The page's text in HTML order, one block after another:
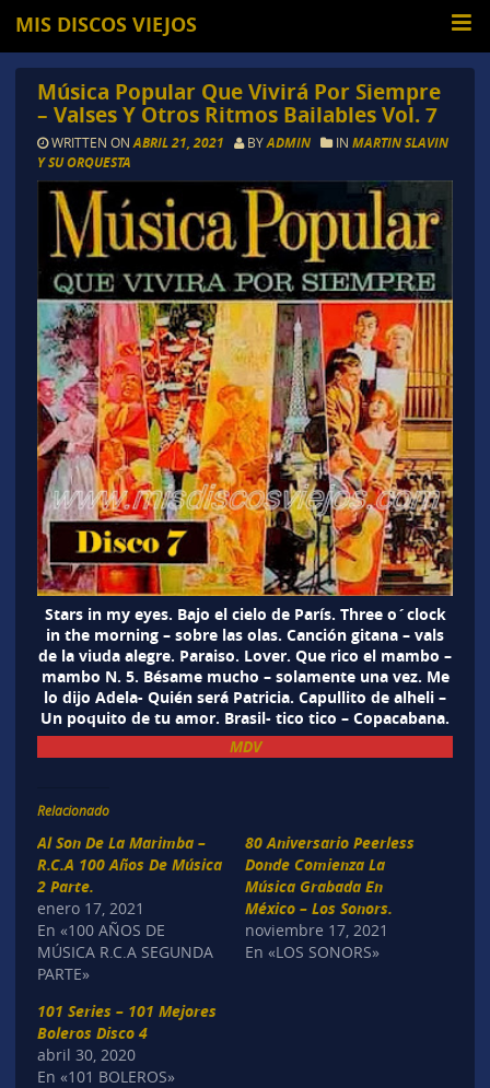
MIS DISCOS VIEJOS
Música Popular Que Vivirá Por Siempre
– Valses Y Otros Ritmos Bailables Vol. 7
WRITTEN ON ABRIL 21, 2021 BYADMIN IN MARTIN SLAVIN
Y SU ORQUESTA
Stars in my eyes. Bajo el cielo de París. Three o´clock
in the morning – sobre las olas. Canción gitana – vals
de la viuda alegre. Paraiso. Lover. Que rico el mambo –
mambo N. 5. Bésame mucho – solamente una vez. Me
lo dijo Adela- Quién será Patricia. Capullito de alheli –
Un poquito de tu amor. Brasil- tico tico – Copacabana.
MDV
Relacionado
Al Son De La Marimba –
R.C.A 100 Años De Música
2 Parte.
enero 17, 2021
En «100 AÑOS DE
MÚSICA R.C.A SEGUNDA
PARTE»
80 Aniversario Peerless
Donde Comienza La
Música Grabada En
México – Los Sonors.
noviembre 17, 2021
En «LOS SONORS»
101 Series – 101 Mejores
Boleros Disco 4
abril 30, 2020
En «101 BOLEROS»